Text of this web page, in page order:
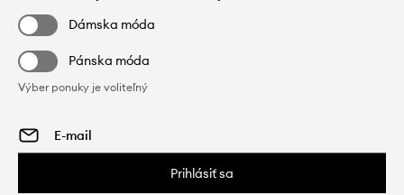
Dámska móda
Pánska móda
Výber ponuky je voliteľný
Prihlásiť sa